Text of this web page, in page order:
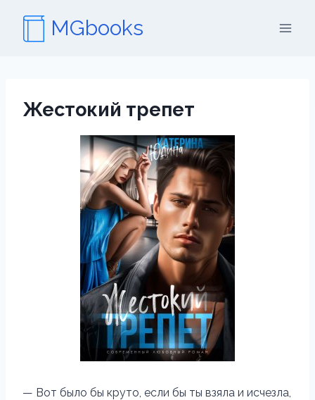
содержимому
MGbooks
Жестокий трепет
— Вот было бы круто, если бы ты взяла и исчезла,